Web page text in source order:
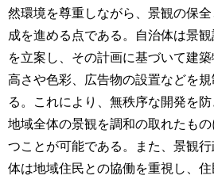
然環境を尊重しながら、景観の保
成を進める点である。自治体は景
を立案し、その計画に基づいて建
高さや色彩、広告物の設置などを規
る。これにより、無秩序な開発を防
地域全体の景観を調和の取れたもの
つことが可能である。また、景観行
体は地域住民との協働を重視し、住